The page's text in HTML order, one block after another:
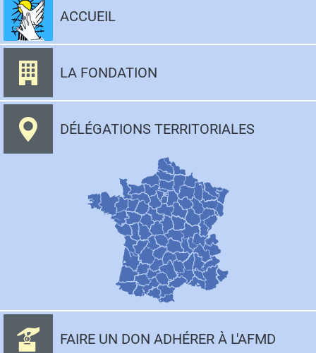
contenu
ACCUEIL
LA FONDATION
DÉLÉGATIONS TERRITORIALES
FAIRE UN DON ADHÉRER À L'AFMD